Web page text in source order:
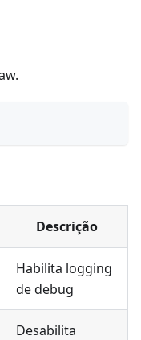
Descrição
Habilita logging
de debug
Desabilita